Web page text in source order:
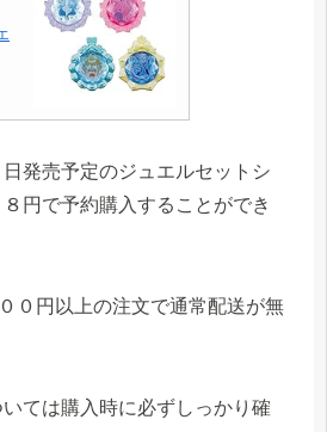
発売予定のジュエルセットシ
円で予約購入することができ
０円以上の注文で通常配送が無
ては購入時に必ずしっかり確